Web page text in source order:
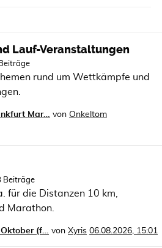
Lauf-Veranstaltungen
rund um Wettkämpfe und
Mar… von Onkeltom
Beiträge
für die Distanzen 10 km,
Marathon.
Oktober (f… von Xyris 06.08.2026, 15:01